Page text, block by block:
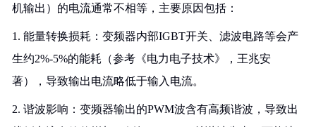
机输出）的电流通常不相等，主要原因包括：
1. 能量转换损耗：变频器内部IGBT开关、滤波电路等会产
生约2%-5%的能耗（参考《电力电子技术》，王兆安
著），导致输出电流略低于输入电流。
2. 谐波影响：变频器输出的PWM波含有高频谐波，导致出